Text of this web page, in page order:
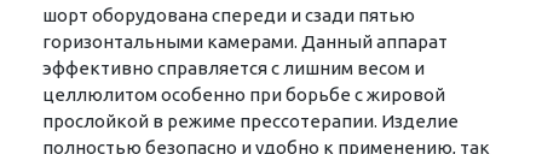
шорт оборудована спереди и сзади пятью
горизонтальными камерами. Данный аппарат
эффективно справляется с лишним весом и
целлюлитом особенно при борьбе с жировой
прослойкой в режиме прессотерапии. Изделие
полностью безопасно и удобно к применению, так